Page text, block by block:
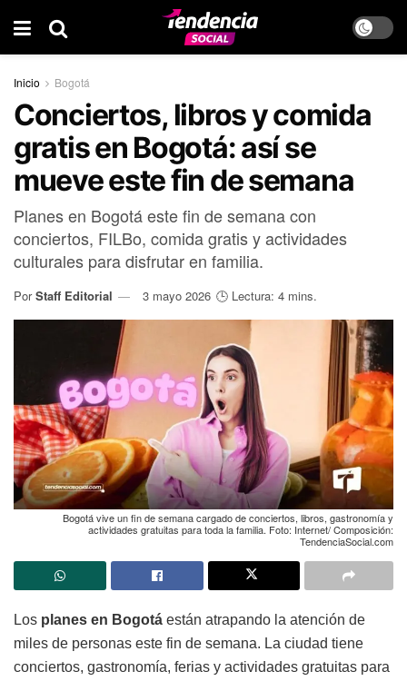
Inicio Bogotá
Conciertos, libros y comida
gratis en Bogotá: así se
mueve este fin de semana
Planes en Bogotá este fin de semana con
conciertos, FILBo, comida gratis y actividades
culturales para disfrutar en familia.
Por Staff Editorial 3 mayo 2026 🕒 Lectura: 4 mins.
Bogotá vive un fin de semana cargado de conciertos, libros, gastronomía y
actividades gratuitas para toda la familia. Foto: Internet/ Composición:
TendenciaSocial.com
Los planes en Bogotá están atrapando la atención de
miles de personas este fin de semana. La ciudad tiene
conciertos, gastronomía, ferias y actividades gratuitas para